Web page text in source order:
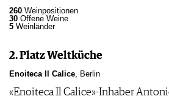
260 Weinpositionen
30 Offene Weine
5 Weinländer
2. Platz Weltküche
Enoiteca Il Calice, Berlin
«Enoiteca Il Calice»-Inhaber